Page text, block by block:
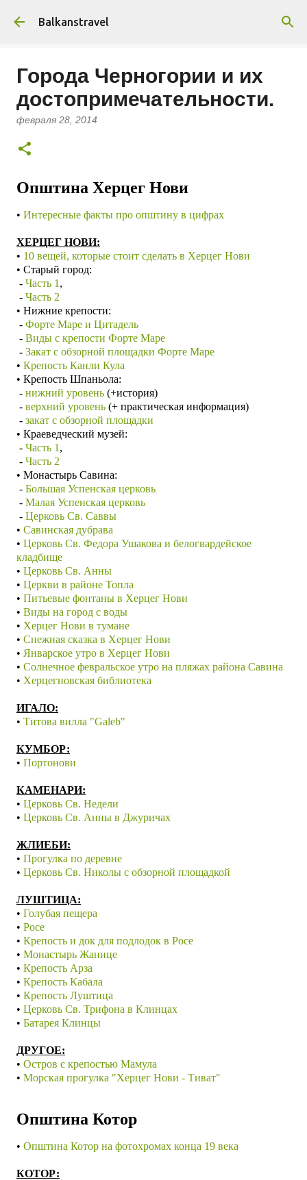
К основному контенту
Balkanstravel
Города Черногории и их
достопримечательности.
февраля 28, 2014
Општина Херцег Нови
• Интересные факты про општину в цифрах
ХЕРЦЕГ НОВИ:
• 10 вещей, которые стоит сделать в Херцег Нови
• Старый город:
- Часть 1 ,
- Часть 2
• Нижние крепости:
- Форте Маре и Цитадель
- Виды с крепости Форте Маре
- Закат с обзорной площадки Форте Маре
• Крепость Канли Кула
• Крепость Шпаньола:
- нижний уровень (+история)
- верхний уровень (+ практическая информация)
- закат с обзорной площадки
• Краеведческий музей:
- Часть 1 ,
- Часть 2
• Монастырь Савина:
- Большая Успенская церковь
- Малая Успенская церковь
- Церковь Св. Саввы
• Савинская дубрава
• Церковь Св. Федора Ушакова и белогвардейское
кладбище
• Церковь Св. Анны
• Церкви в районе Топла
• Питьевые фонтаны в Херцег Нови
• Виды на город с воды
• Херцег Нови в тумане
• Снежная сказка в Херцег Нови
• Январское утро в Херцег Нови
• Солнечное февральское утро на пляжах района Савина
• Херцегновская библиотека
ИГАЛО:
• Титова вилла "Galeb"
КУМБОР:
• Портонови
КАМЕНАРИ:
• Церковь Св. Недели
• Церковь Св. Анны в Джуричах
ЖЛИЕБИ:
• Прогулка по деревне
• Церковь Св. Николы с обзорной площадкой
ЛУШТИЦА:
• Голубая пещера
• Росе
• Крепость и док для подлодок в Росе
• Монастырь Жанице
• Крепость Арза
• Крепость Кабала
• Крепость Луштица
• Церковь Св. Трифона в Клинцах
• Батарея Клинцы
ДРУГОЕ:
• Остров с крепостью Мамула
• Морская прогулка "Херцег Нови - Тиват"
Општина Котор
• Општина Котор на фотохромах конца 19 века
КОТОР: